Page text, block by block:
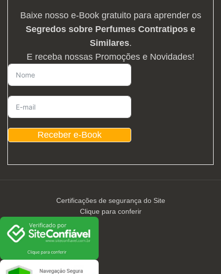
Baixe nosso e-Book gratuito para aprender os
Segredos sobre Perfumes Contratipos e
Similares.
E receba nossas Promoções e Novidades!
Receber e-Book
Certificações de segurança do Site
Clique para conferir